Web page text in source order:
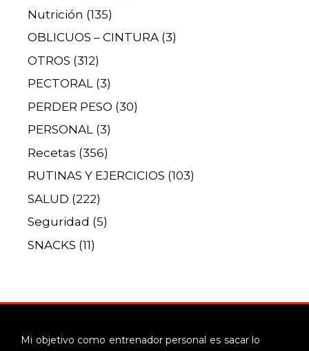
Nutrición (135)
OBLICUOS – CINTURA (3)
OTROS (312)
PECTORAL (3)
PERDER PESO (30)
PERSONAL (3)
Recetas (356)
RUTINAS Y EJERCICIOS (103)
SALUD (222)
Seguridad (5)
SNACKS (11)
Mi objetivo como entrenador personal es sacar lo